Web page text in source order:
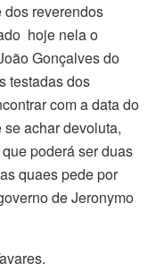
reverendos
hoje nela o
Gonçalves do
testadas dos
com a data do
achar devoluta,
poderá ser duas
quaes pede por
de Jeronymo